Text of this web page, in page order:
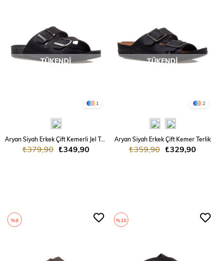
TÜKENDI
1
Aryan Siyah Erkek Çift Kemerli Jel Taban Terlik
₺349,90
₺379,90
TÜKENDI
2
Aryan Siyah Erkek Çift Kemer Terlik
₺329,90
₺359,90
%8 %10